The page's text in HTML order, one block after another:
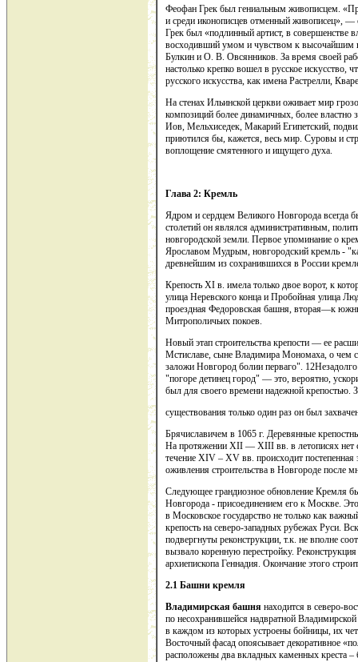
Феофан Грек был гениальным живописцем.
и среди иконописцев отменный живописец»,
Грек был «подлинный артист, в совершенстве
восходивший умом и чувством к высочайшим
Булкин и О. В. Овсянников. За время своей
настолько крепко вошел в русское
русского искусства, как имена Растрелли,
На стенах Ильинской церкви оживает мир
композиций более динамичных, более властно
Иов, Мельхиседек, Макарий Египетский,
приютился бы, кажется, весь мир. Суровы и
воплощение смятенного и ищущего духа.
Глава 2: Кремль
Ядром и сердцем Великого Новгорода всегда
столетий он являлся административным,
новгородской земли. Первое упоминание о
Ярославом Мудрым, новгородский кремль -
древнейшим из сохранившихся в России
Крепость XI в. имела только двое ворот, к
улица Неревского конца и Пробойная улица
проездная Федоровская башня, вторая—к
Митрополичьих покоев.
Новый этап строительства крепости — ее
Мстиславе, сыне Владимира Мономаха, о чем
заложи Новгород болии перваго".
"погоре детинец город" — это, вероятно,
был для своего времени надежной крепостью.
существования только один раз он был
Брячиславичем в 1065 г. Деревянные
На протяжении XII — XIII вв. в летописях нет
течение XIV – XV вв. происходит
оживления строительства в Новгороде после
Следующее грандиозное обновление Кремля
Новгорода - присоединением его к Москве.
в Московское государство не только как
крепость на северо-западных рубежах Руси.
подвергнуты реконструкции, т.к. не вполне
вызвало коренную перестройку.
архиепископа Геннадия. Окончание этого
2.1 Башни кремля
Владимирская башня находится в северо-
по несохранившейся надвратной
в каждом из которых устроены бойницы, их
Восточный фасад опоясывает декоративное
расположены два вкладных каменных креста